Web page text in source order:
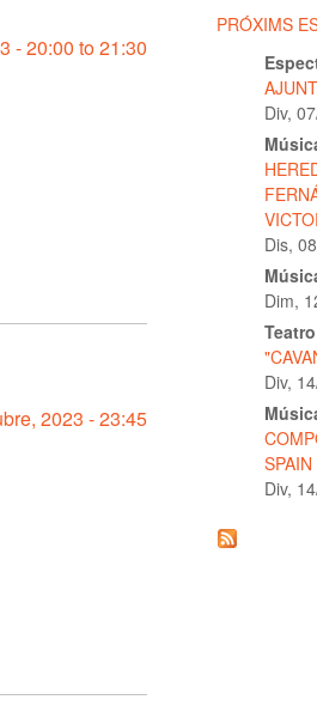
-20:00 to21:30
2023 - 23:45
PRÓXIMS
Div,
Dis,
Dim,
Teatro
Div,
Div,